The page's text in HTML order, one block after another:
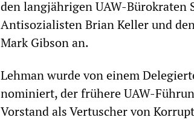
den langjährigen UAW-Bürokraten
Antisozialisten Brian Keller und
Mark Gibson an.
Lehman wurde von einem
nominiert, der frühere UAW-
Vorstand als Vertuscher von